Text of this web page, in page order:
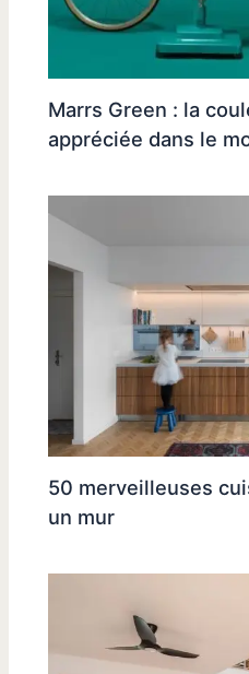
Marrs Green : la
appréciée dans le
50 merveilleuses
un mur